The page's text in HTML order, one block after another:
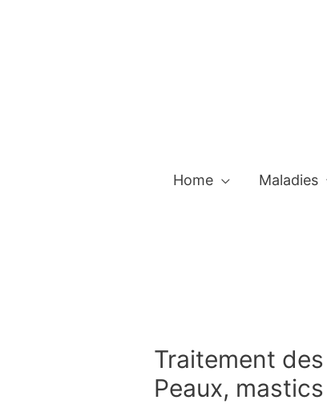
Home Maladies
Traitement
Peaux,